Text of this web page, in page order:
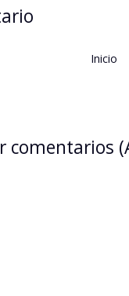
Inicio
comentarios